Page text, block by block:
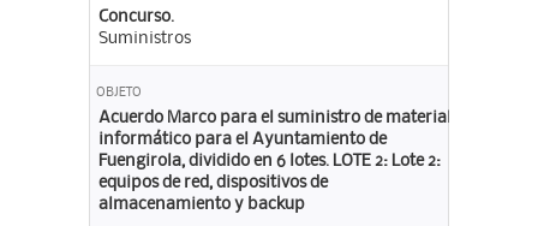
Concurso.
Suministros
OBJETO
Acuerdo Marco para el suministro de material
informático para el Ayuntamiento de
Fuengirola, dividido en 6 lotes. LOTE 2: Lote 2:
equipos de red, dispositivos de
almacenamiento y backup